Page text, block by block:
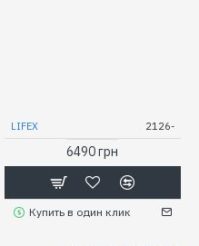
LIFEX 2126-
6490 грн
Купить в один клик